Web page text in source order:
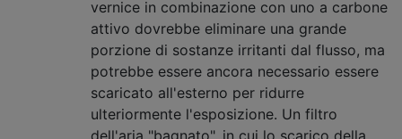
vernice in combinazione con uno a carbone
attivo dovrebbe eliminare una grande
porzione di sostanze irritanti dal flusso, ma
potrebbe essere ancora necessario essere
scaricato all'esterno per ridurre
ulteriormente l'esposizione. Un filtro
dell'aria "bagnato", in cui lo scarico della